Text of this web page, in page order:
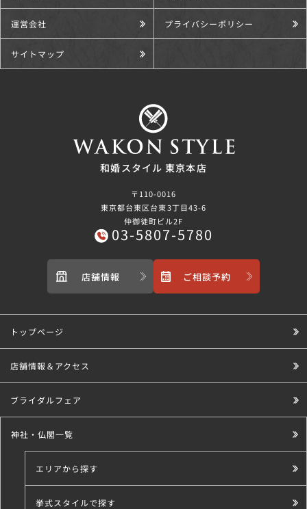
運営会社 プライバシーポリシー
サイトマップ
和婚スタイル 東京本店
〒110-0016
東京都台東区台東3丁目43-6
仲御徒町ビル2F
03-5807-5780
店舗情報 ご相談予約
トップページ
店舗情報＆アクセス
ブライダルフェア
神社・仏閣一覧
エリアから探す
挙式スタイルで探す